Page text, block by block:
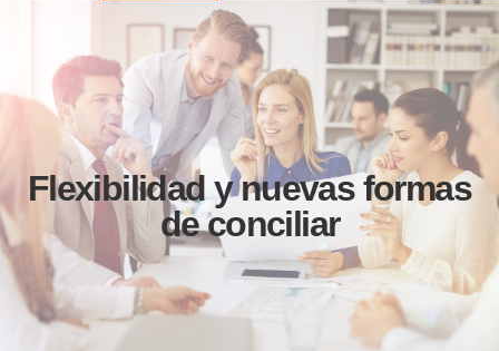
Flexibilidad y nuevas formas
de conciliar